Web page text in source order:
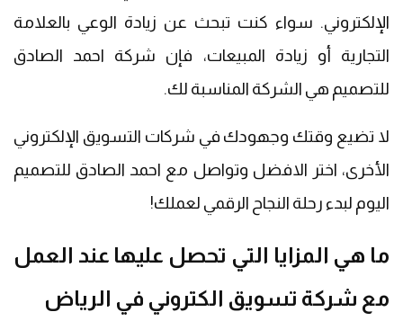
الإلكتروني. سواء كنت تبحث عن زيادة الوعي بالعلامة
التجارية أو زيادة المبيعات، فإن شركة احمد الصادق
للتصميم هي الشركة المناسبة لك.
لا تضيع وقتك وجهودك في شركات التسويق الإلكتروني
الأخرى، اختر الافضل وتواصل مع احمد الصادق للتصميم
اليوم لبدء رحلة النجاح الرقمي لعملك!
ما هي المزايا التي تحصل عليها عند العمل
مع شركة تسويق الكتروني في الرياض